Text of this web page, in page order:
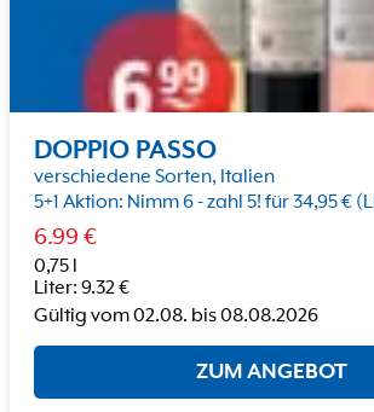
DOPPIO PASSO
verschiedene Sorten, Italien
5+1 Aktion: Nimm 6 - zahl 5! für 34,95 €
6.99 €
0,75 l
Liter: 9.32€
Gültig vom02.08. bis08.08.2026
ZUM ANGEBOT